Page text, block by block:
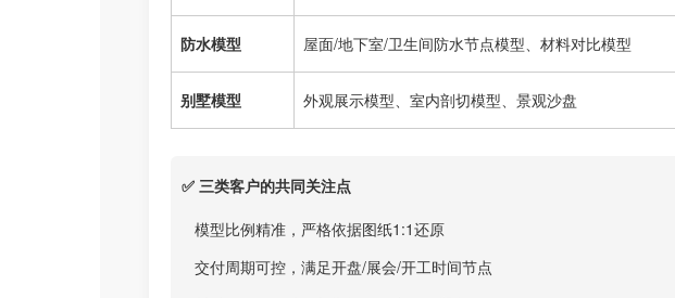
防水模型 屋面/地下室/卫生间防水节点模型、材料对比模型
别墅模型 外观展示模型、室内剖切模型、景观沙盘
✅ 三类客户的共同关注点
模型比例精准，严格依据图纸1:1还原
交付周期可控，满足开盘/展会/开工时间节点